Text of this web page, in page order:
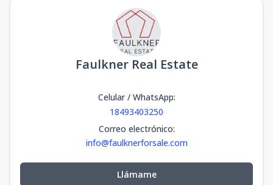
Faulkner Real Estate
Celular / WhatsApp:
18493403250
Correo electrónico:
info@faulknerforsale.com
Llámame